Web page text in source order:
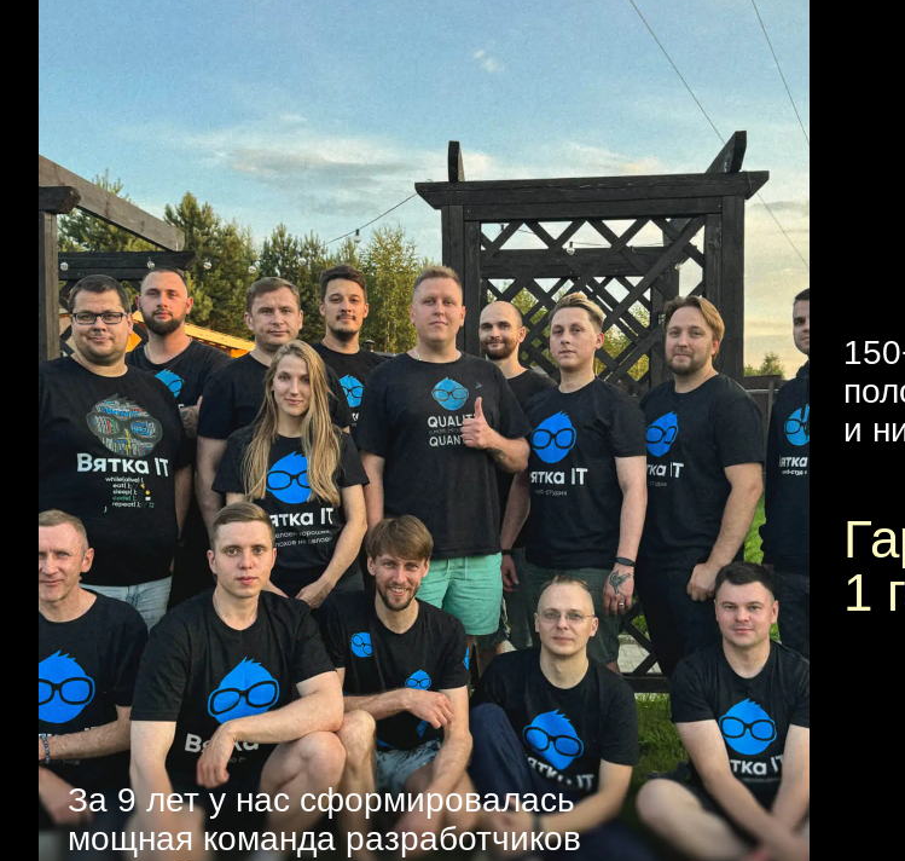
За 9 лет у нас сформировалась
мощная команда разработчиков
и
1